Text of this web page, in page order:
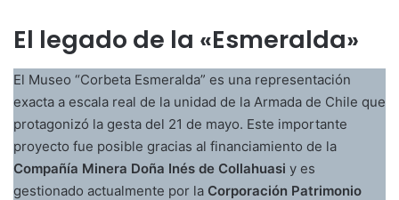
El legado de la «Esmeralda»
El Museo “Corbeta Esmeralda” es una representación
exacta a escala real de la unidad de la Armada de Chile que
protagonizó la gesta del 21 de mayo. Este importante
proyecto fue posible gracias al financiamiento de la
Compañía Minera Doña Inés de Collahuasi y es
gestionado actualmente por la Corporación Patrimonio